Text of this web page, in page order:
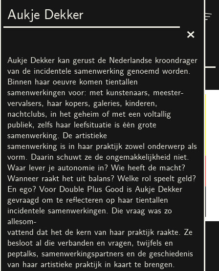
Aukje Dekker
Aukje Dekker kan gerust de Nederlandse kroondrager
van de incidentele samenwerking genoemd worden.
Binnen haar oeuvre komen tientallen
samenwerkingen voor: met kunstenaars, meester-
vervalsers, haar kopers, galeries, kinderen,
nachtclubs, in het geheim of met een voltallig
publiek, zelfs haar leefsituatie is één grote
samenwerking. De artistieke
samenwerking is in haar praktijk zowel onderwerp als
vorm. Daarin schuwt ze de ongemakkelijkheid niet.
Waar lever je autonomie in? Wie heeft de macht?
Wanneer raakt het uit balans? Welke rol speelt geld?
En ego? Voor Double Plus Good is Aukje Dekker
gevraagd om te reflecteren op haar tientallen
incidentele samenwerkingen. Die vraag was zo
allesom-
vattend dat het de kern van haar praktijk raakte. Ze
besloot al die verbanden en vragen, twijfels en
peptalks, samenwerkingspartners en de geschiedenis
van haar artistieke praktijk in kaart te brengen.
Menu
2 juni –23 juli 2023
Alle afbeeldingen